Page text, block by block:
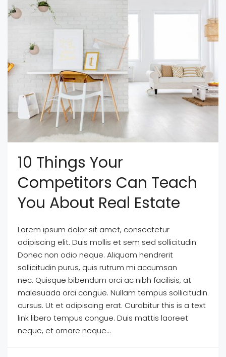
10 Things Your
Competitors Can Teach
You About Real Estate
Lorem ipsum dolor sit amet, consectetur
adipiscing elit. Duis mollis et sem sed sollicitudin.
Donec non odio neque. Aliquam hendrerit
sollicitudin purus, quis rutrum mi accumsan
nec. Quisque bibendum orci ac nibh facilisis, at
malesuada orci congue. Nullam tempus sollicitudin
cursus. Ut et adipiscing erat. Curabitur this is a text
link libero tempus congue. Duis mattis laoreet
neque, et ornare neque...